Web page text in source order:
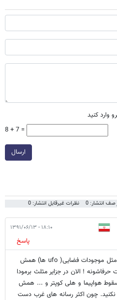
وارد کنید
8 + 7 =
ارسال
انتشار: 0 نظرات غیرقابل انتشار: 0
۱۸:۱۰ - ۱۳۹۱/۰۶/۱۳
پاسخ
این صحبت ها در مورد مثلث برمودا مثل موجودات فضایی( ufo ها) همش
! الان در جزایر مثلث برمودا
کنه. سقوط هواپیما و هلی کوپتر و ... همش
نکنید. چون اکثر رسانه های غرب دست